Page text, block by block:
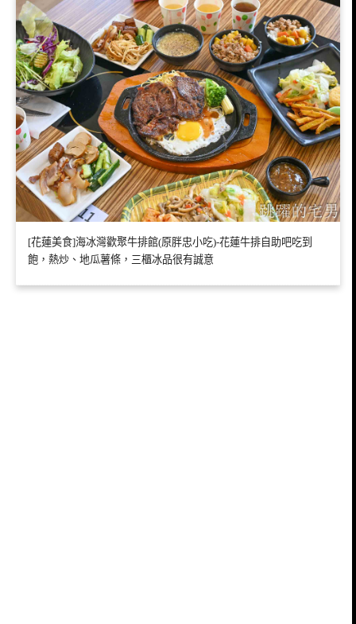
[花蓮美食]海冰灣歡聚牛排館(原胖忠小吃)-花蓮牛排自助吧吃到
飽，熱炒、地瓜薯條，三櫃冰品很有誠意